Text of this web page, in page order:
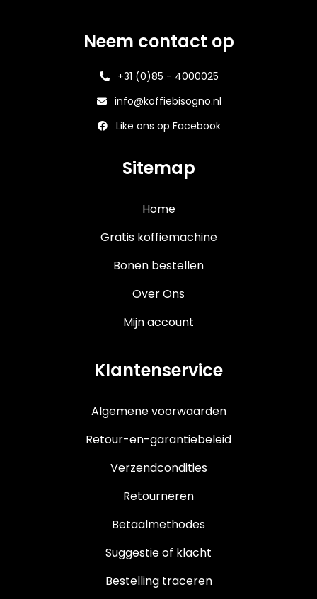
Neem contact op
+31 (0)85 - 4000025
info@koffiebisogno.nl
Like ons op Facebook
Sitemap
Home
Gratis koffiemachine
Bonen bestellen
Over Ons
Mijn account
Klantenservice
Algemene voorwaarden
Retour-en-garantiebeleid
Verzendcondities
Retourneren
Betaalmethodes
Suggestie of klacht
Bestelling traceren